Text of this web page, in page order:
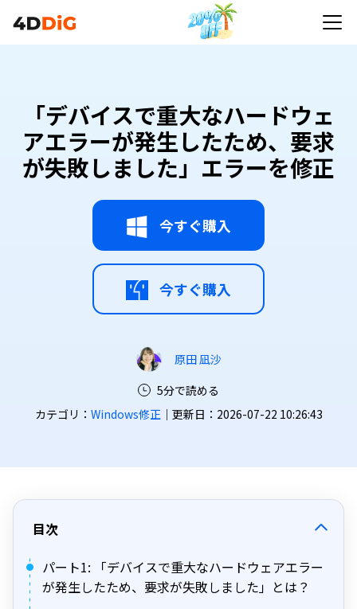
「デバイスで重大なハードウェ
アエラーが発生したため、要求
が失敗しました」エラーを修正
今すぐ購入
今すぐ購入
原田 凪沙
5分で読める
カテゴリ： Windows修正｜更新日：2026-07-22 10:26:43
目次
パート1: 「デバイスで重大なハードウェアエラー
が発生したため、要求が失敗しました」とは？